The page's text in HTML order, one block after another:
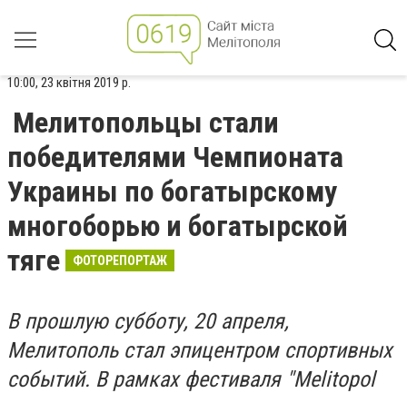
10:00, 23 квітня 2019 р.
Мелитопольцы стали
победителями Чемпионата
Украины по богатырскому
многоборью и богатырской
тяге
ФОТОРЕПОРТАЖ
В прошлую субботу, 20 апреля,
Мелитополь стал эпицентром спортивных
событий. В рамках фестиваля "Melitopol